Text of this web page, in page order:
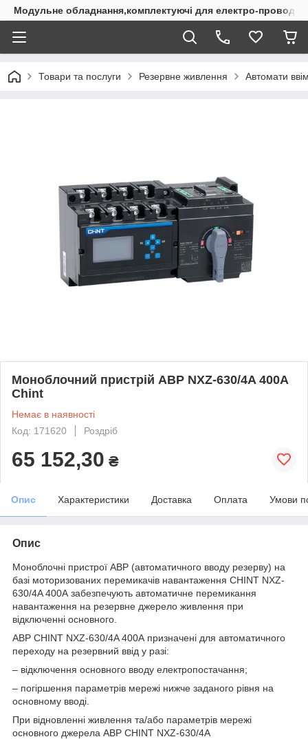
Модульне обладнання,комплектуючі для електро-проводки
Товари та послуги Резервне живлення Автомати
Моноблочний пристрій АВР NXZ-630/4A 400A
Chint
Немає в наявності
Код: 171620
Роздріб
65 152,30 ₴
Опис Характеристики Доставка Оплата Умови
Опис
Моноблочні пристрої АВР (автоматичного вводу резерву) на
базі моторизованих перемикачів навантаження СHINT NXZ-
630/4A 400A забезпечують автоматичне перемикання
навантаження на резервне джерело живлення при
відключенні основного.
АВР СHINT NXZ-630/4A 400A призначені для автоматичного
переходу на резервний ввід у разі:
– відключення основного вводу електропостачання;
– погіршення параметрів мережі нижче заданого рівня на
основному вводі.
При відновленні живлення та/або параметрів мережі
основного джерела АВР СHINT NXZ-630/4A